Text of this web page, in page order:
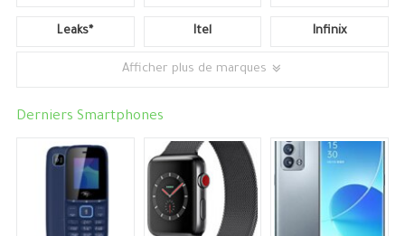
Leaks* Itel Infinix
Afficher plus de marques
Derniers Smartphones